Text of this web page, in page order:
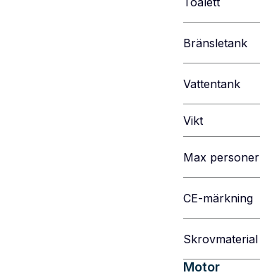
Bränsletank
Vattentank
Vikt
Max personer
CE-märkning
Skrovmaterial
Motor